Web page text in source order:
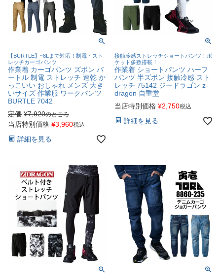
【BURTLE】~8Lまで対応！制電・スト
レッチカーゴパンツ
作業着 カーゴパンツ ズボン バ
ートル 制電 ストレッチ 速乾 か
っこいい おしゃれ メンズ 大き
いサイズ 作業服 ワークパンツ
BURTLE 7042
定価 ¥7,920のところ
当店特別価格 ¥3,960税込
詳細を見る
接触冷感ストレッチショートパンツ！ポ
ケット多数搭載！
作業着 ショートパンツ ハーフ
パンツ 半ズボン 接触冷感 スト
レッチ 75142 ジードラゴン z-
dragon 自重堂
当店特別価格 ¥2,750税込
詳細を見る